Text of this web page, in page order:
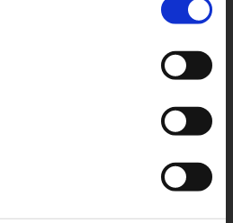
- Senaste nyheterna -